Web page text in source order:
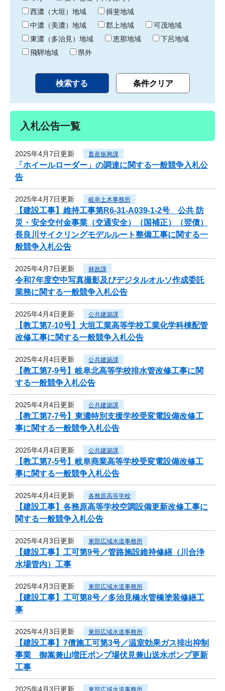
り 西濃（大垣）地域
揖斐地域
中濃（美濃）地域
郡上地域
可茂地域
東濃（多治見）地域
恵那地域
下呂地域
飛騨地域
県外
入札公告一覧
2025年4月7日更新 畜産振興課
「ホイールローダー」の調達に関する一般競争入札公
告
2025年4月7日更新 岐阜土木事務所
【建設工事】維持工事第R6-31-A039-1-2号 公共 防
災・安全交付金事業（交通安全）（国補正）（翌債）
長良川サイクリングモデルルート整備工事に関する一
般競争入札公告
2025年4月7日更新 林政課
令和7年度空中写真撮影及びデジタルオルソ作成委託
業務に関する一般競争入札公告
2025年4月4日更新 公共建築課
【教工第7-10号】大垣工業高等学校工業化学科棟配管
改修工事に関する一般競争入札公告
2025年4月4日更新 公共建築課
【教工第7-9号】岐阜北高等学校排水管改修工事に関
する一般競争入札公告
2025年4月4日更新 公共建築課
【教工第7-7号】東濃特別支援学校受変電設備改修工
事に関する一般競争入札公告
2025年4月4日更新 公共建築課
【教工第7-5号】岐阜商業高等学校受変電設備改修工
事に関する一般競争入札公告
2025年4月4日更新 各務原高等学校
【建設工事】各務原高等学校空調設備更新改修工事に
関する一般競争入札公告
2025年4月3日更新 東部広域水道事務所
【建設工事】工可第9号／管路施設維持修繕（川合浄
水場管内）工事
2025年4月3日更新 東部広域水道事務所
【建設工事】工可第8号／多治見橋水管橋塗装修繕工
事
2025年4月3日更新 東部広域水道事務所
【建設工事】7債施工可第3号／温室効果ガス排出抑制
事業 御嵩兼山増圧ポンプ場伏見兼山送水ポンプ更新
工事
2025年4月3日更新 東部広域水道事務所